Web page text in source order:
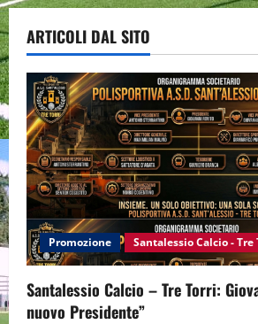
ARTICOLI DAL SITO
Promozione Santalessio Calcio - Tre
Santalessio Calcio – Tre Torri:
nuovo Presidente”